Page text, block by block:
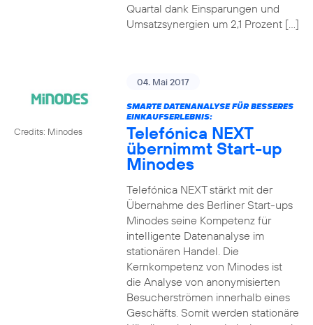
Quartal dank Einsparungen und
Umsatzsynergien um 2,1 Prozent […]
Credits: Minodes
04. Mai 2017
SMARTE DATENANALYSE FÜR BESSERES
EINKAUFSERLEBNIS:
Telefónica NEXT
übernimmt Start-up
Minodes
Telefónica NEXT stärkt mit der
Übernahme des Berliner Start-ups
Minodes seine Kompetenz für
intelligente Datenanalyse im
stationären Handel. Die
Kernkompetenz von Minodes ist
die Analyse von anonymisierten
Besucherströmen innerhalb eines
Geschäfts. Somit werden stationäre